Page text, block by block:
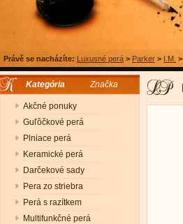
Právě se nacházíte: Luxusné perá > Parker > I.M. >
Kategória Značka
Akčné ponuky
Guľôčkové perá
Plniace perá
Keramické perá
Darčekové sady
Pera zo striebra
Perá s razítkem
Multifunkčné perá